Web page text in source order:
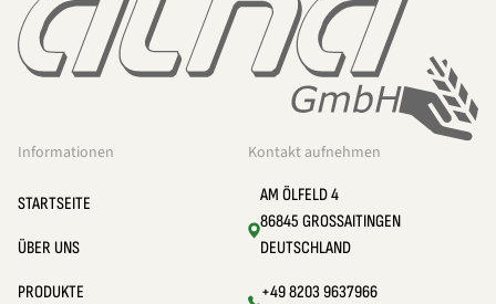
Informationen
STARTSEITE
ÜBER UNS
PRODUKTE
Kontakt aufnehmen
AM ÖLFELD 4
86845 GROSSAITINGEN
DEUTSCHLAND
+49 8203 9637966